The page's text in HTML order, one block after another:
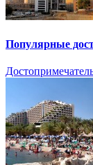
Популярные